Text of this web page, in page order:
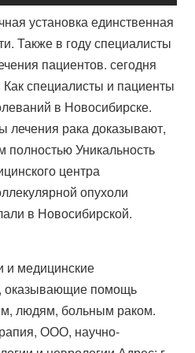
установка единственная
Также в году специалисты
пациентов. сегодня
специалисты и пациенты
в Новосибирске.
лечения рака доказывают,
полностью Уникальность
центра
опухоли
в Новосибирской​.
и медицинские
оказывающие помощь
людям, больным раком.
ООО, научно-